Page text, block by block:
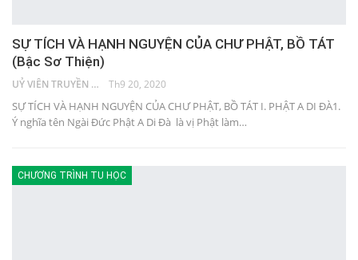
SỰ TÍCH VÀ HẠNH NGUYỆN CỦA CHƯ PHẬT, BỒ TÁT
(Bậc Sơ Thiện)
UỶ VIÊN TRUYỀN THÔNG Th9 20, 2020
SỰ TÍCH VÀ HẠNH NGUYỆN CỦA CHƯ PHẬT, BỒ TÁT I. PHẬT A DI ĐÀ1.
Ý nghĩa tên Ngài Đức Phật A Di Đà là vị Phật làm…
CHƯƠNG TRÌNH TU HỌC